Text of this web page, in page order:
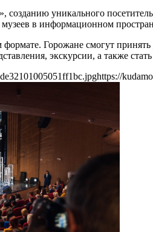
созданию уникального
в информационном
Горожане смогут
экскурсии, а также
https://